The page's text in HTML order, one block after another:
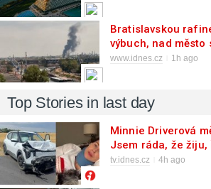
Bratislavskou
výbuch, nad město
dým
www.idnes.cz 1h ago
Top Stories in last day
Minnie Driverová
Jsem ráda, že žiju,
tv.idnes.cz 4h ago